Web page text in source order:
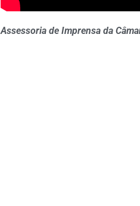
Assessoria de Imprensa da